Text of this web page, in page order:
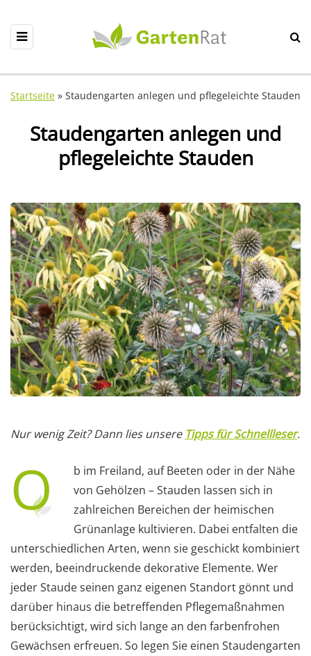
Startseite » Staudengarten anlegen und pflegeleichte Stauden
Staudengarten anlegen und
pflegeleichte Stauden
Nur wenig Zeit? Dann lies unsere Tipps für Schnellleser.
O
b im Freiland, auf Beeten oder in der Nähe
von Gehölzen – Stauden lassen sich in
zahlreichen Bereichen der heimischen
Grünanlage kultivieren. Dabei entfalten die
unterschiedlichen Arten, wenn sie geschickt kombiniert
werden, beeindruckende dekorative Elemente. Wer
jeder Staude seinen ganz eigenen Standort gönnt und
darüber hinaus die betreffenden Pflegemaßnahmen
berücksichtigt, wird sich lange an den farbenfrohen
Gewächsen erfreuen. So legen Sie einen Staudengarten